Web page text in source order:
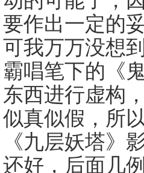
要作出一定的
可我万万没想
霸唱笔下的《
东西进行虚构
似真似假，所
《九层妖塔》
还好，后面几